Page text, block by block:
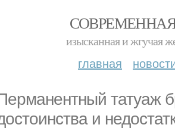
изысканная и жгучая
главная
татуаж
и